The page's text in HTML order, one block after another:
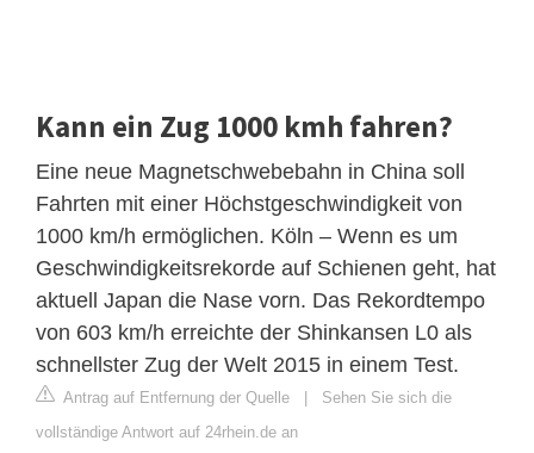
Kann ein Zug 1000 kmh fahren?
Eine neue Magnetschwebebahn in China soll
Fahrten mit einer Höchstgeschwindigkeit von
1000 km/h ermöglichen. Köln – Wenn es um
Geschwindigkeitsrekorde auf Schienen geht, hat
aktuell Japan die Nase vorn. Das Rekordtempo
von 603 km/h erreichte der Shinkansen L0 als
schnellster Zug der Welt 2015 in einem Test.
Antrag auf Entfernung der Quelle | Sehen Sie sich die
vollständige Antwort auf 24rhein.de an